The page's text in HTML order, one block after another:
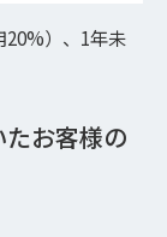
）、1年未
お客様の